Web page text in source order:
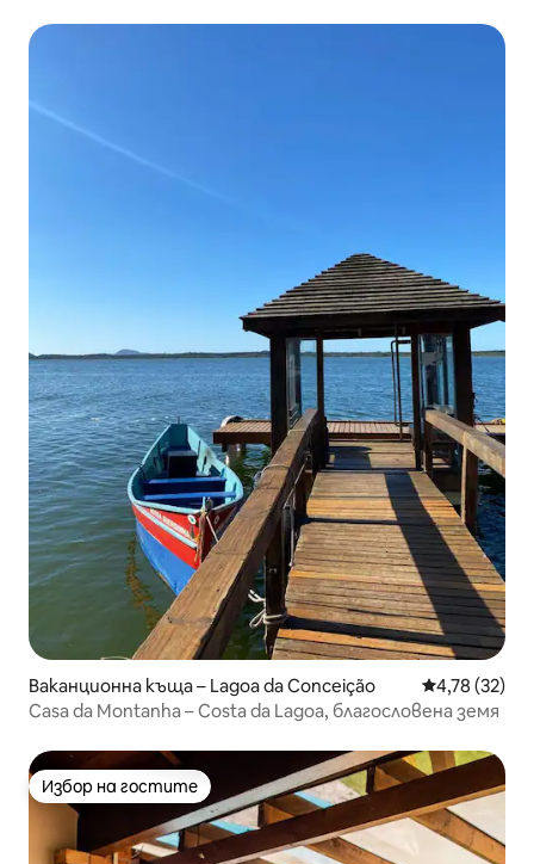
Ваканционна къща – Lagoa da Conceição Средна
4,78 (32)
Casa da Montanha – Costa da Lagoa, благословена земя
Избор на гостите
Избор на гостите